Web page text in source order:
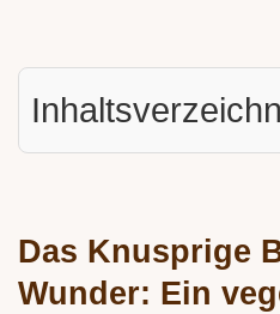
Das Knusprige
Wunder: Ein